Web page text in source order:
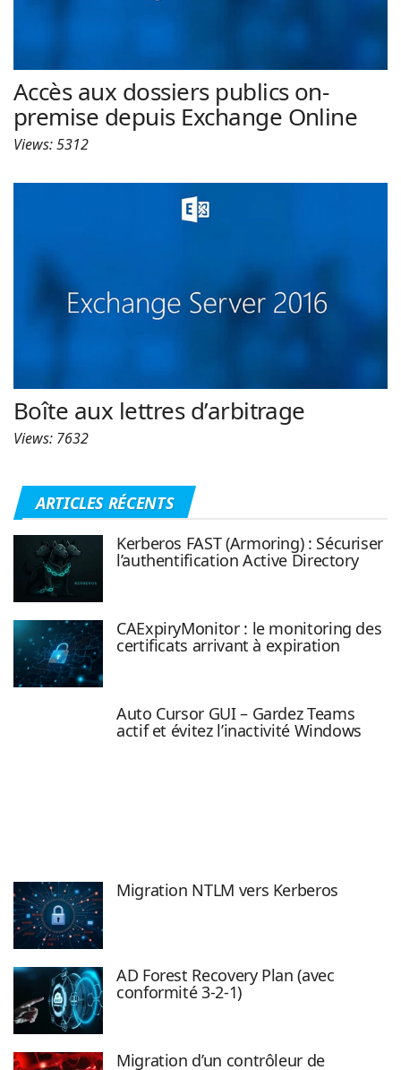
Accès aux dossiers publics on-
premise depuis Exchange Online
Views: 5312
Boîte aux lettres d’arbitrage
Views: 7632
ARTICLES RÉCENTS
Kerberos FAST (Armoring) : Sécuriser
l’authentification Active Directory
CAExpiryMonitor : le monitoring des
certificats arrivant à expiration
Auto Cursor GUI – Gardez Teams
actif et évitez l’inactivité Windows
Migration NTLM vers Kerberos
AD Forest Recovery Plan (avec
conformité 3-2-1)
Migration d’un contrôleur de